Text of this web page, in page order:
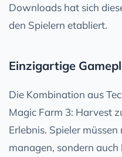
Downloads hat sich
den Spielern etabliert.
Einzigartige
Die Kombination aus
Magic Farm 3: Harvest
Erlebnis. Spieler
managen, sondern